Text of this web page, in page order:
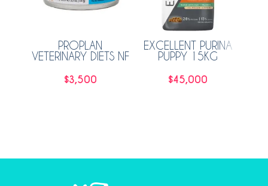
PROPLAN
VETERINARY DIETS NF
CUIDADO RENAL
GATO 156GR
$3,500
EXCELLENT PURINA
PUPPY 15KG
$45,000